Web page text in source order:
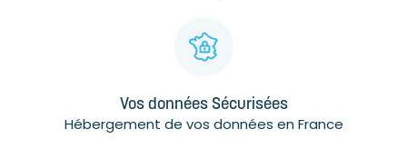
Vos données Sécurisées
Hébergement de vos données en France